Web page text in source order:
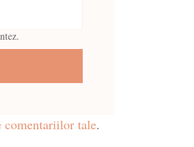
comentariilor tale.